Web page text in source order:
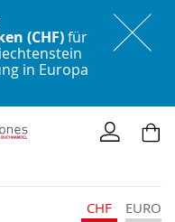
(CHF)für
in Europa
CHF EURO